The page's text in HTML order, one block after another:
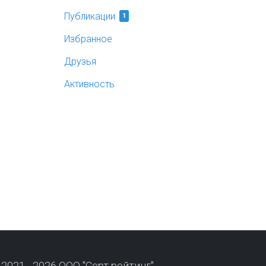
Публикации
1
Избранное
Друзья
Активность